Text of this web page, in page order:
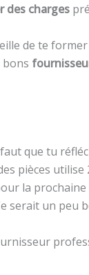
des charges
de te
que tu
pièces
la
serait un peu